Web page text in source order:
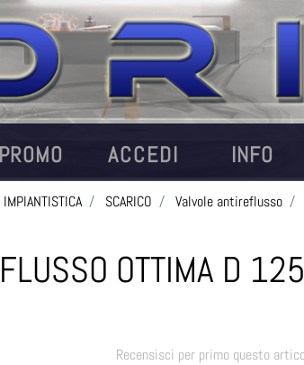
PROMO ACCEDI INFO
IMPIANTISTICA SCARICO Valvole antireflusso
OTTIMA D
Recensisci per primo questo